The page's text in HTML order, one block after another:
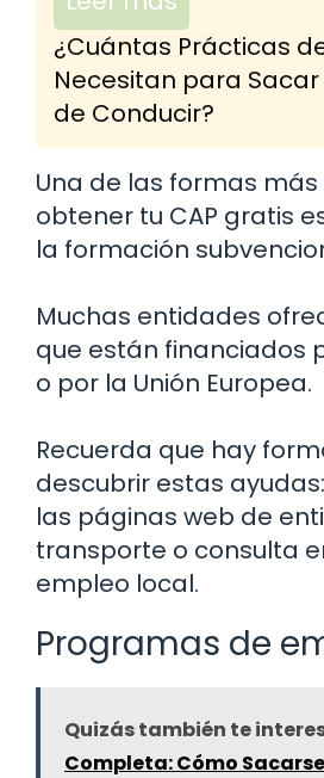
¿Cuántas Prácticas
Necesitan para
de Conducir?
Una de las formas
obtener tu CAP gratis
la formación
Muchas entidades
que están financiados
o por la Unión Europea.
Recuerda que hay
descubrir estas
las páginas web de
transporte o consulta
empleo local.
Programas de
Quizás también te
Completa: Cómo